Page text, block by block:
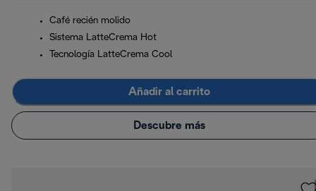
Café recién molido
Sistema LatteCrema Hot
Tecnología LatteCrema Cool
Añadir al carrito
Descubre más